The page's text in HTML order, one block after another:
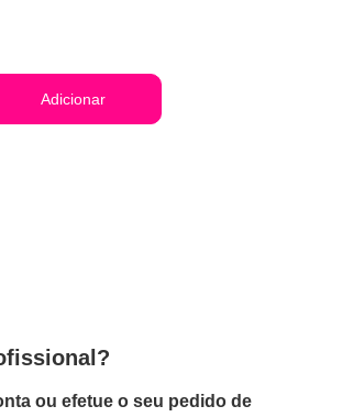
Adicionar
ou efetue o seu pedido de